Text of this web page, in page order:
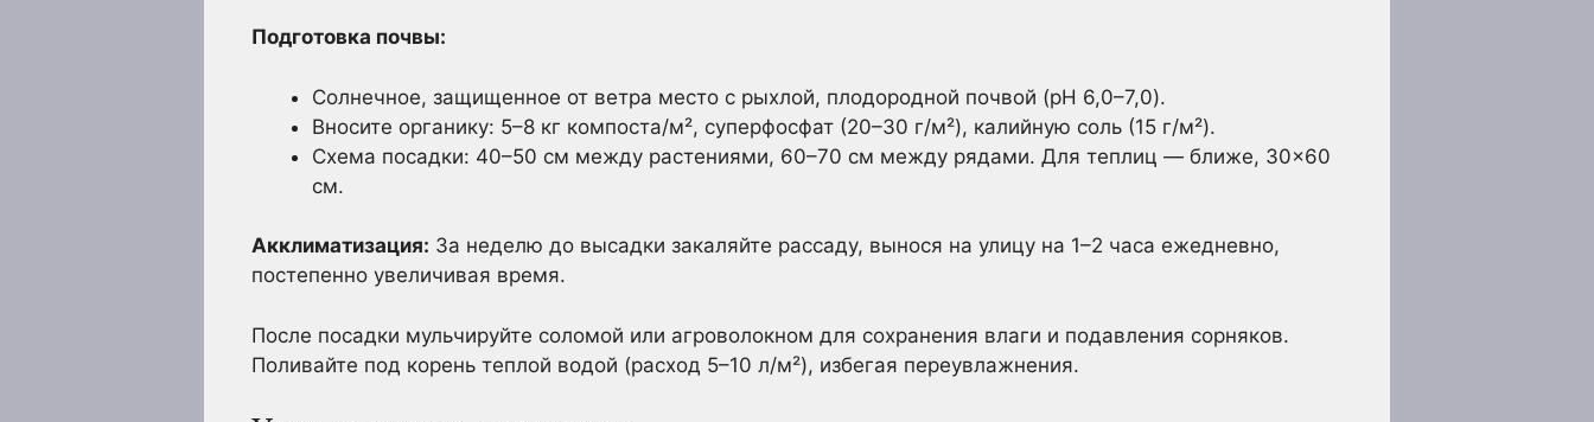
Подготовка почвы:
Солнечное, защищенное от ветра место с рыхлой, плодородной почвой (pH 6,0–7,0).
Вносите органику: 5–8 кг компоста/м², суперфосфат (20–30 г/м²), калийную соль (15 г/м²).
Схема посадки: 40–50 см между растениями, 60–70 см между рядами. Для теплиц — ближе, 30×60
см.
Акклиматизация: За неделю до высадки закаляйте рассаду, вынося на улицу на 1–2 часа ежедневно,
постепенно увеличивая время.
После посадки мульчируйте соломой или агроволокном для сохранения влаги и подавления сорняков.
Поливайте под корень теплой водой (расход 5–10 л/м²), избегая переувлажнения.